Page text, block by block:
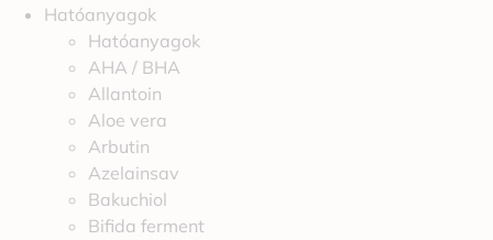
Hatóanyagok
Hatóanyagok
AHA / BHA
Allantoin
Aloe vera
Arbutin
Azelainsav
Bakuchiol
Bifida ferment